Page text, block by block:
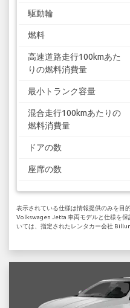
駆動輪
燃料
高速道路走行100kmあた
りの燃料消費量
最小トランク容量
混合走行100kmあたりの
燃料消費量
ドアの数
座席の数
表示されている仕様は情報提供のみを目
Volkswagen Jetta 車両モデルと仕様を保
いては、指定されたレンタカー会社